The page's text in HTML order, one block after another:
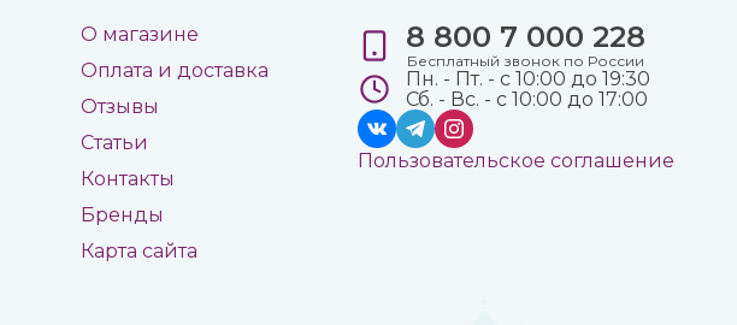
О магазине
Оплата и доставка
Отзывы
Статьи
Контакты
Бренды
Карта сайта
8 800 7 000 228
Бесплатный звонок по России
Пн. - Пт. - с 10:00 до 19:30
Сб. - Вс. - с 10:00 до 17:00
Пользовательское соглашение